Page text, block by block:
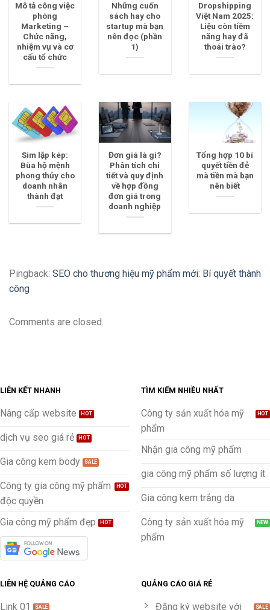
Mô tả công việc
phòng
Marketing –
Chức năng,
nhiệm vụ và cơ
cấu tổ chức
Những cuốn
sách hay cho
startup mà bạn
nên đọc (phần
1)
Dropshipping
Việt Nam 2025:
Liệu còn tiềm
năng hay đã
thoái trào?
Sim lặp kép:
Bùa hộ mệnh
phong thủy cho
doanh nhân
thành đạt
Đơn giá là gì?
Phân tích chi
tiết và quy định
về hợp đồng
đơn giá trong
doanh nghiệp
Tổng hợp 10 bí
quyết tiền đẻ
mà tiền mà bạn
nên biết
Pingback: SEO cho thương hiệu mỹ phẩm mới: Bí quyết thành
công
Comments are closed.
LIÊN KẾT NHANH
Nâng cấp website
dịch vụ seo giá rẻ
Gia công kem body
Công ty gia công mỹ phẩm
độc quyền
Gia công mỹ phẩm đẹp
TÌM KIẾM NHIỀU NHẤT
Công ty sản xuất hóa mỹ
phẩm
Nhận gia công mỹ phẩm
gia công mỹ phẩm số lượng ít
Gia công kem trắng da
Công ty sản xuất hóa mỹ
phẩm
LIÊN HỆ QUẢNG CÁO
Link 01
QUẢNG CÁO GIÁ RẺ
Đăng ký website với